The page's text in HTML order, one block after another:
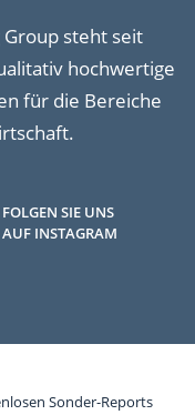
Group steht seit
hochwertige
für die Bereiche
FOLGEN SIE UNS
AUF INSTAGRAM
Sonder-Reports